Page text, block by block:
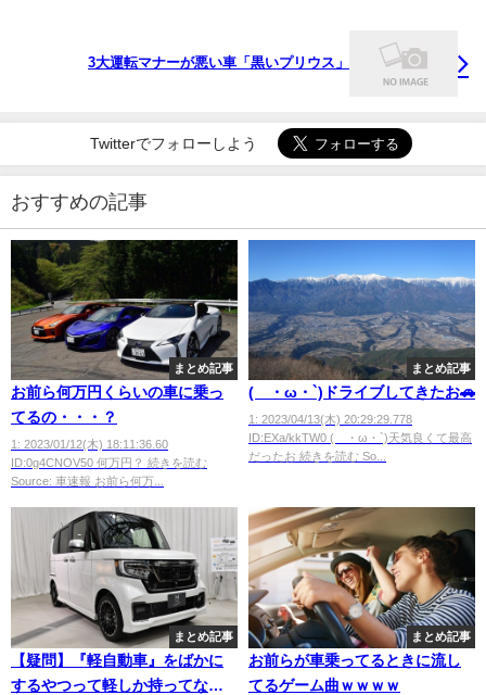
3大運転マナーが悪い車「黒いプリウス」
Twitterでフォローしよう
おすすめの記事
まとめ記事
お前ら何万円くらいの車に乗っ
てるの・・・？
1: 2023/01/12(木) 18:11:36.60
ID:0g4CNOV50 何万円？ 続きを読む
Source: 車速報 お前ら何万...
まとめ記事
(´・ω・`)ドライブしてきたお🚗
1: 2023/04/13(木) 20:29:29.778
ID:EXa/kkTW0 (´・ω・`)天気良くて最高
だったお 続きを読む So...
まとめ記事
【疑問】『軽自動車』をばかに
するやつって軽しか持ってない
まとめ記事
お前らが車乗ってるときに流し
てるゲーム曲ｗｗｗｗ